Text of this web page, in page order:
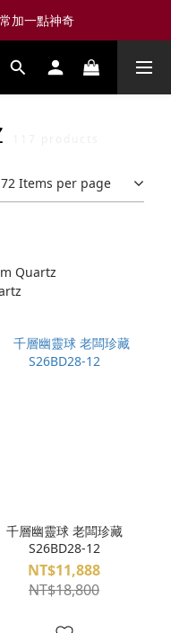
加一點神奇
72 Items per page
Quartz
千層幽靈球 老闆珍藏
S26BD28-12
NT$11,888
NT$18,800